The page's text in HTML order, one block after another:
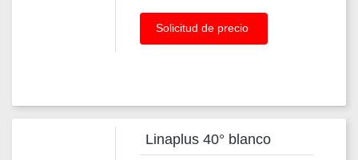
Solicitud de precio
Linaplus 40° blanco